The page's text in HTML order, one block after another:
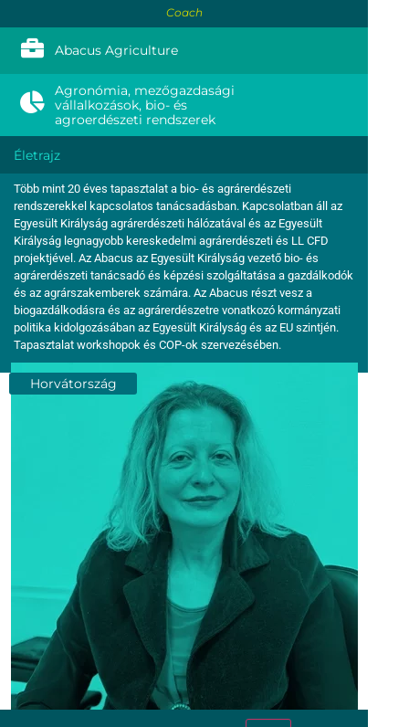
Coach
Abacus Agriculture
Agronómia, mezőgazdasági
vállalkozások, bio- és
agroerdészeti rendszerek
Életrajz
Több mint 20 éves tapasztalat a bio- és agrárerdészeti
rendszerekkel kapcsolatos tanácsadásban. Kapcsolatban áll az
Egyesült Királyság agrárerdészeti hálózatával és az Egyesült
Királyság legnagyobb kereskedelmi agrárerdészeti és LL CFD
projektjével. Az Abacus az Egyesült Királyság vezető bio- és
agrárerdészeti tanácsadó és képzési szolgáltatása a gazdálkodók
és az agrárszakemberek számára. Az Abacus részt vesz a
biogazdálkodásra és az agrárerdészetre vonatkozó kormányzati
politika kidolgozásában az Egyesült Királyság és az EU szintjén.
Tapasztalat workshopok és COP-ok szervezésében.
Horvátország